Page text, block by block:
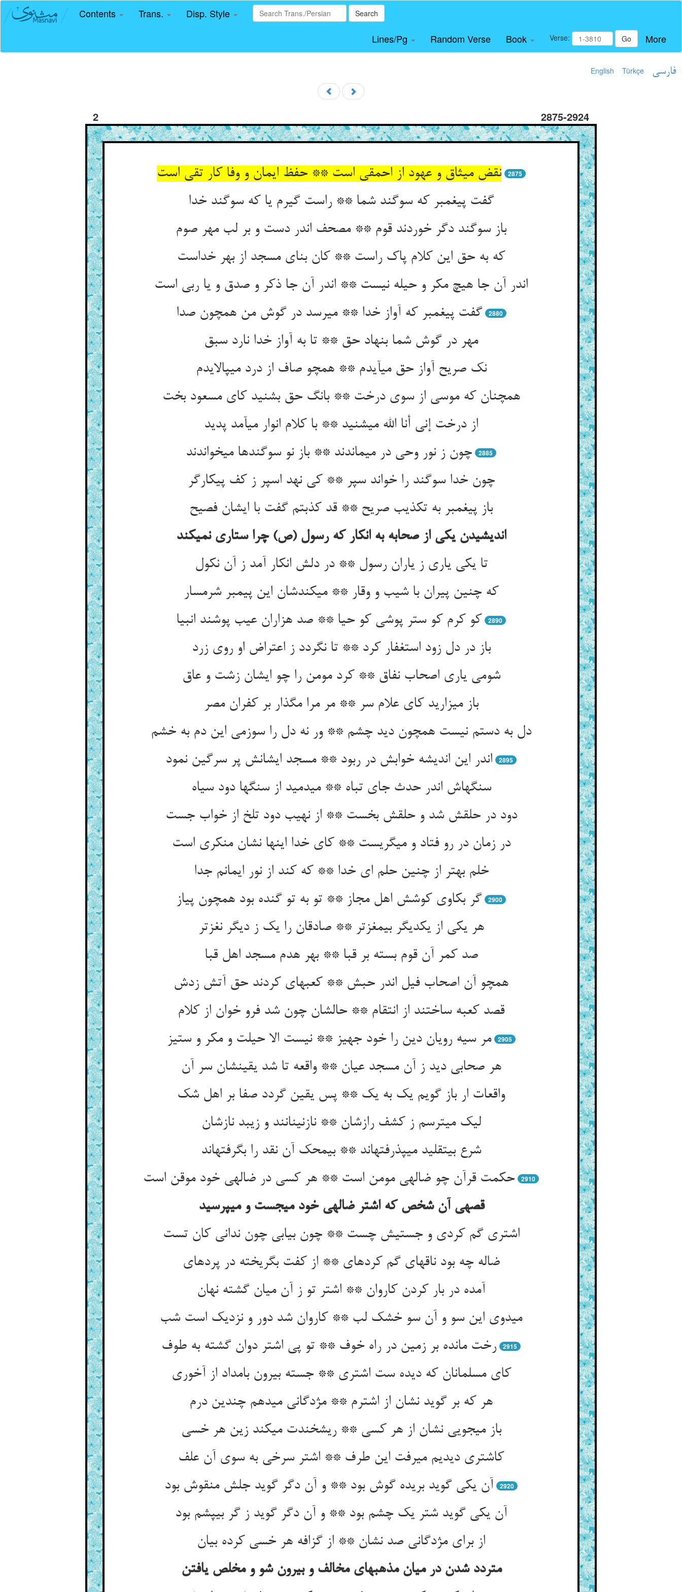
Contents Trans. Disp. Style Search
Lines/Pg Random Verse Book Verse: Go More
English Türkçe فارسی
2 2875-2924
نقض میثاق و عهود از احمقی است ** حفظ ایمان و وفا کار تقی است‏ 2875
گفت پیغمبر که سوگند شما ** راست گیرم یا که سوگند خدا
باز سوگند دگر خوردند قوم ** مصحف اندر دست و بر لب مهر صوم‏
که به حق این کلام پاک راست ** کان بنای مسجد از بهر خداست‏
اندر آن جا هیچ مکر و حیله نیست ** اندر آن جا ذکر و صدق و یا ربی است‏
گفت پیغمبر که آواز خدا ** می‏رسد در گوش من همچون صدا
2880
مهر در گوش شما بنهاد حق ** تا به آواز خدا نارد سبق‏
نک صریح آواز حق می‏آیدم ** همچو صاف از درد می‏پالایدم‏
همچنان که موسی از سوی درخت ** بانگ حق بشنید کای مسعود بخت‏
از درخت إنی أنا الله می‏شنید ** با کلام انوار می‏آمد پدید
چون ز نور وحی در می‏ماندند ** باز نو سوگندها می‏خواندند
2885
چون خدا سوگند را خواند سپر ** کی نهد اسپر ز کف پیکارگر
باز پیغمبر به تکذیب صریح ** قد کذبتم گفت با ایشان فصیح‏
اندیشیدن یکی از صحابه به انکار که رسول (ص) چرا ستاری نمی‏کند
تا یکی یاری ز یاران رسول ** در دلش انکار آمد ز آن نکول‏
که چنین پیران با شیب و وقار ** می‏کندشان این پیمبر شرمسار
کو کرم کو ستر پوشی کو حیا ** صد هزاران عیب پوشند انبیا
2890
باز در دل زود استغفار کرد ** تا نگردد ز اعتراض او روی زرد
شومی یاری اصحاب نفاق ** کرد مومن را چو ایشان زشت و عاق‏
باز می‏زارید کای علام سر ** مر مرا مگذار بر کفران مصر
دل به دستم نیست همچون دید چشم ** ور نه دل را سوزمی این دم به خشم‏
اندر این اندیشه خوابش در ربود ** مسجد ایشانش پر سرگین نمود
2895
سنگهاش اندر حدث جای تباه ** می‏دمید از سنگها دود سیاه‏
دود در حلقش شد و حلقش بخست ** از نهیب دود تلخ از خواب جست‏
در زمان در رو فتاد و می‏گریست ** کای خدا اینها نشان منکری است‏
خلم بهتر از چنین حلم ای خدا ** که کند از نور ایمانم جدا
گر بکاوی کوشش اهل مجاز ** تو به تو گنده بود همچون پیاز
2900
هر یکی از یکدیگر بی‏مغزتر ** صادقان را یک ز دیگر نغزتر
صد کمر آن قوم بسته بر قبا ** بهر هدم مسجد اهل قبا
همچو آن اصحاب فیل اندر حبش ** کعبه‏ای کردند حق آتش زدش‏
قصد کعبه ساختند از انتقام ** حالشان چون شد فرو خوان از کلام‏
مر سیه رویان دین را خود جهیز ** نیست الا حیلت و مکر و ستیز
2905
هر صحابی دید ز آن مسجد عیان ** واقعه تا شد یقینشان سر آن‏
واقعات ار باز گویم یک به یک ** پس یقین گردد صفا بر اهل شک‏
لیک می‏ترسم ز کشف رازشان ** نازنینانند و زیبد نازشان‏
شرع بی‏تقلید می‏پذرفته‏اند ** بی‏محک آن نقد را بگرفته‏اند
حکمت قرآن چو ضاله‏ی مومن است ** هر کسی در ضاله‏ی خود موقن است‏
2910
قصه‏ی آن شخص که اشتر ضاله‏ی خود می‏جست و می‏پرسید
اشتری گم کردی و جستیش چست ** چون بیابی چون ندانی کان تست‏
ضاله چه بود ناقه‏ای گم کرده‏ای ** از کفت بگریخته در پرده‏ای‏
آمده در بار کردن کاروان ** اشتر تو ز آن میان گشته نهان‏
می‏دوی این سو و آن سو خشک لب ** کاروان شد دور و نزدیک است شب‏
رخت مانده بر زمین در راه خوف ** تو پی اشتر دوان گشته به طوف‏
2915
کای مسلمانان که دیده ست اشتری ** جسته بیرون بامداد از آخوری‏
هر که بر گوید نشان از اشترم ** مژدگانی می‏دهم چندین درم‏
باز می‏جویی نشان از هر کسی ** ریش‏خندت می‏کند زین هر خسی‏
کاشتری دیدیم می‏رفت این طرف ** اشتر سرخی به سوی آن علف‏
آن یکی گوید بریده گوش بود ** و آن دگر گوید جلش منقوش بود
2920
آن یکی گوید شتر یک چشم بود ** و آن دگر گوید ز گر بی‏پشم بود
از برای مژدگانی صد نشان ** از گزافه هر خسی کرده بیان‏
متردد شدن در میان مذهبهای مخالف و بیرون شو و مخلص یافتن‏